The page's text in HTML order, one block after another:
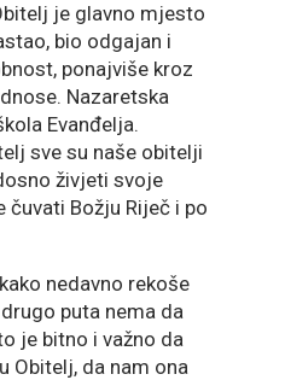
je glavno mjesto
bio odgajan i
ponajviše kroz
Nazaretska
Evanđelja.
sve su naše obitelji
živjeti svoje
Božju Riječ i po
nedavno rekoše
puta nema da
je bitno i važno da
Obitelj, da nam ona